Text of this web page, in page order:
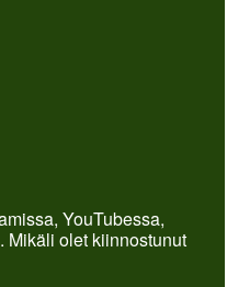
YouTubessa,
Mikäli olet kiinnostunut